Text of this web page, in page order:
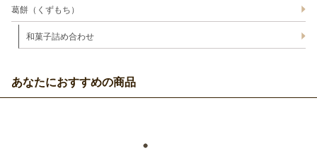
葛餅（くずもち）
和菓子詰め合わせ
あなたにおすすめの商品